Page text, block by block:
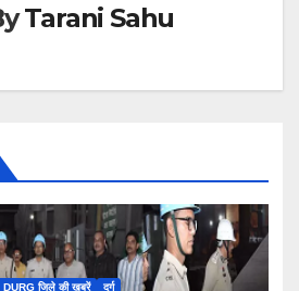
Tarani Sahu
DURG जिले की खबरें दुर्ग